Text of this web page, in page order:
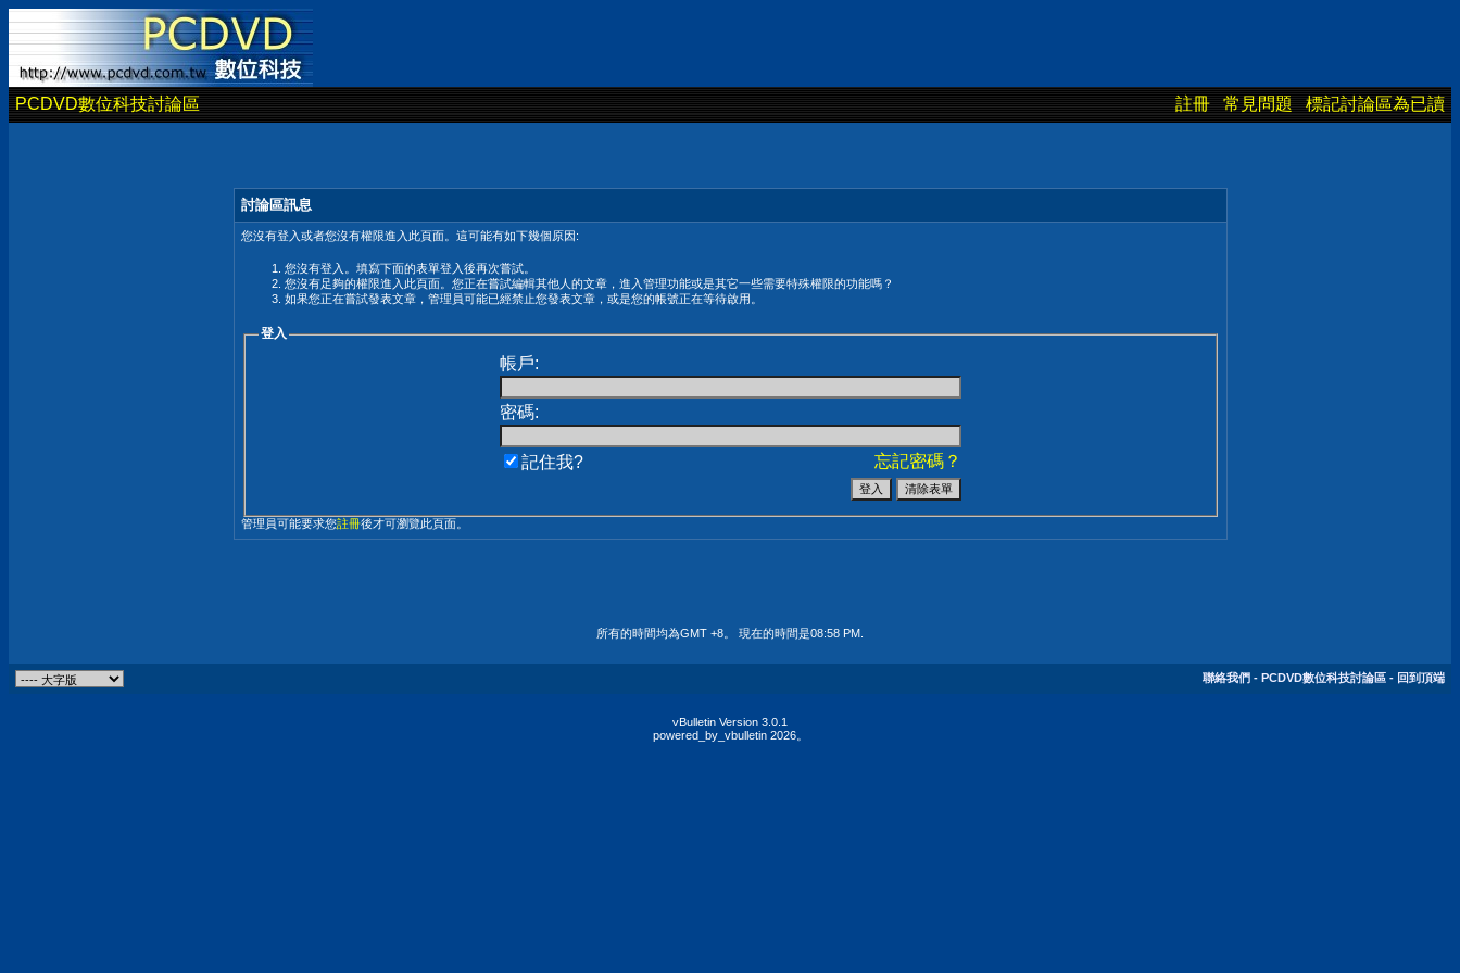
PCDVD數位科技討論區 註冊 常見問題 標記討論區為已讀
討論區訊息
您沒有登入或者您沒有權限進入此頁面。這可能有如下幾個原因:
您沒有登入。填寫下面的表單登入後再次嘗試。
您沒有足夠的權限進入此頁面。您正在嘗試編輯其他人的文章，進入管理功能或是其它一些需要特殊權限的功能嗎？
如果您正在嘗試發表文章，管理員可能已經禁止您發表文章，或是您的帳號正在等待啟用。
登入
帳戶:
密碼:
忘記密碼？
記住我?
管理員可能要求您註冊後才可瀏覽此頁面。
所有的時間均為GMT +8。 現在的時間是08:58 PM
聯絡我們 - PCDVD數位科技討論區 - 回到頂端
vBulletin Version 3.0.1
powered_by_vbulletin 2026。